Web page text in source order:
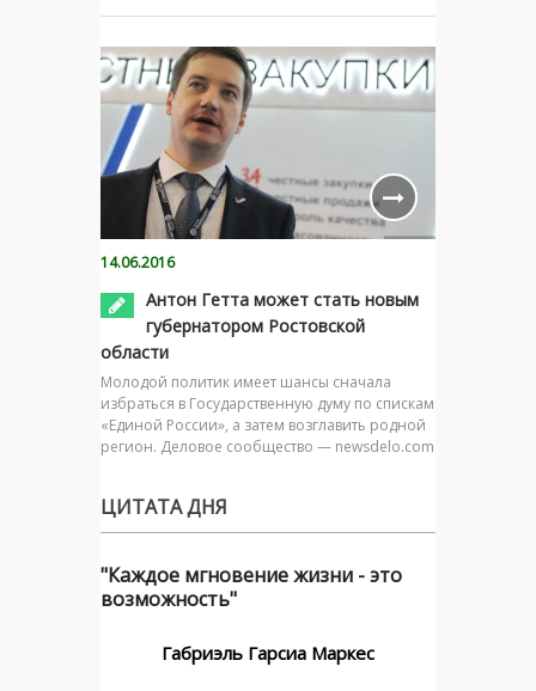
14.06.2016
Антон Гетта может стать новым
губернатором Ростовской
области
Молодой политик имеет шансы сначала
избраться в Государственную думу по спискам
«Единой России», а затем возглавить родной
регион. Деловое сообщество — newsdelo.com
ЦИТАТА ДНЯ
"Каждое мгновение жизни - это
возможность"
Габриэль Гарсиа Маркес